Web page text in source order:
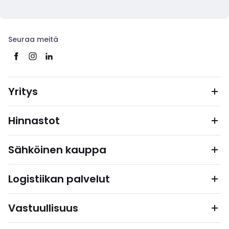
Seuraa meitä
Yritys
Hinnastot
Sähköinen kauppa
Logistiikan palvelut
Vastuullisuus